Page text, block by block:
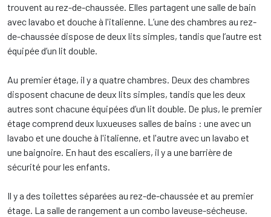
trouvent au rez-de-chaussée. Elles partagent une salle de bain
avec lavabo et douche à l'italienne. L’une des chambres au rez-
de-chaussée dispose de deux lits simples, tandis que l’autre est
équipée d’un lit double.
Au premier étage, il y a quatre chambres. Deux des chambres
disposent chacune de deux lits simples, tandis que les deux
autres sont chacune équipées d’un lit double. De plus, le premier
étage comprend deux luxueuses salles de bains : une avec un
lavabo et une douche à l'italienne, et l'autre avec un lavabo et
une baignoire. En haut des escaliers, il y a une barrière de
sécurité pour les enfants.
Il y a des toilettes séparées au rez-de-chaussée et au premier
étage. La salle de rangement a un combo laveuse-sécheuse.